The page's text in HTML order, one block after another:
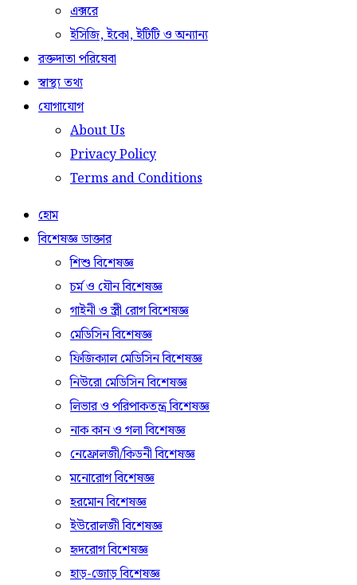
এক্সরে
ইসিজি, ইকো, ইটিটি ও অন্যান্য
রক্তদাতা পরিষেবা
স্বাস্থ্য তথ্য
যোগাযোগ
About Us
Privacy Policy
Terms and Conditions
হোম
বিশেষজ্ঞ ডাক্তার
শিশু বিশেষজ্ঞ
চর্ম ও যৌন বিশেষজ্ঞ
গাইনী ও স্ত্রী রোগ বিশেষজ্ঞ
মেডিসিন বিশেষজ্ঞ
ফিজিক্যাল মেডিসিন বিশেষজ্ঞ
নিউরো মেডিসিন বিশেষজ্ঞ
লিভার ও পরিপাকতন্ত্র বিশেষজ্ঞ
নাক কান ও গলা বিশেষজ্ঞ
নেফ্রোলজী/কিডনী বিশেষজ্ঞ
মনোরোগ বিশেষজ্ঞ
হরমোন বিশেষজ্ঞ
ইউরোলজী বিশেষজ্ঞ
হৃদরোগ বিশেষজ্ঞ
হাড়-জোড় বিশেষজ্ঞ